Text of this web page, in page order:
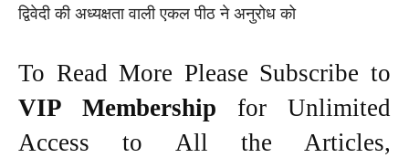
द्विवेदी की अध्यक्षता वाली एकल पीठ ने अनुरोध को
To Read More Please Subscribe to
VIP Membership for Unlimited
Access to All the Articles,